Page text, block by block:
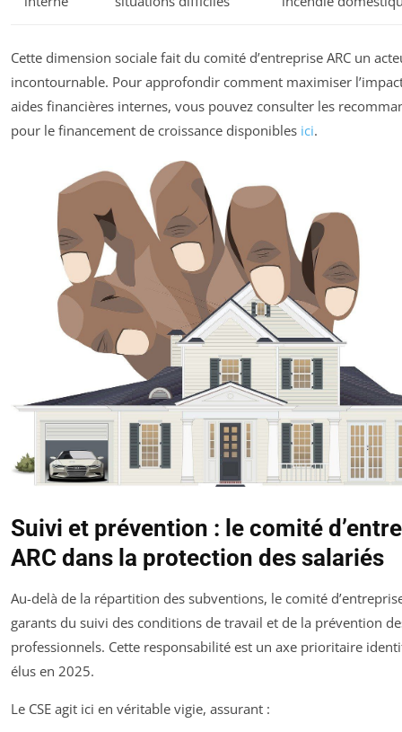
Cette dimension sociale fait du comité d’entreprise ARC un
incontournable. Pour approfondir comment maximiser
aides financières internes, vous pouvez consulter les
pour le financement de croissance disponibles ici.
Suivi et prévention : le comité
ARC dans la protection des salariés
Au-delà de la répartition des subventions, le comité
garants du suivi des conditions de travail et de la prévention
professionnels. Cette responsabilité est un axe prioritaire
élus en 2025.
Le CSE agit ici en véritable vigie, assurant :